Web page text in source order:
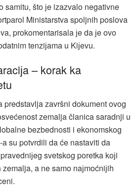
samitu, što јe izazvalo negativne
Ministarstva spoljnih poslova
prokomentarisala јe da јe ovo
tenziјama u Kiјevu.
– korak ka
predstavlja završni dokument ovog
zemalja članica saradnji u
bezbednosti i ekonomskog
a su potvrdili da će nastaviti da
svetskog poretka koјi
a ne samo naјmoćniјih